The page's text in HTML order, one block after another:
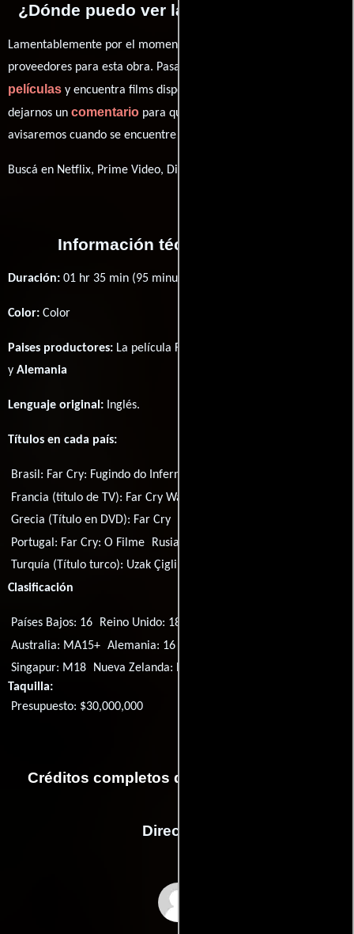
¿Dónde puedo ver la películas Far Cry?
Lamentablemente por el momento no contamos con enlaces a
proveedores para esta obra. Pasa por nuestro catálogo de
películas y encuentra films disponibles. También puedes
dejarnos un comentario para que le demos prioridad y te
avisaremos cuando se encuentre disponible
Buscá en Netflix, Prime Video, Disney+
Información técnica y general
Duración: 01 hr 35 min (95 minutos) .
Color: Color
Paises productores: La película Far Cry fué producida en
y Alemania
Lenguaje original: Inglés.
Títulos en cada país:
Brasil: Far Cry: Fugindo do Inferno
Francia (título de TV): Far Cry Warrior
Grecia (Título en DVD): Far Cry
Portugal: Far Cry: O Filme Rusia:
Turquía (Título turco): Uzak Çiglik
Clasificación
Países Bajos: 16 Reino Unido: 18
Australia: MA15+ Alemania: 16
Singapur: M18
Nueva Zelanda: R16
Taquilla:
Presupuesto: $30,000,000
Créditos completos de la película Far Cry
Dirección